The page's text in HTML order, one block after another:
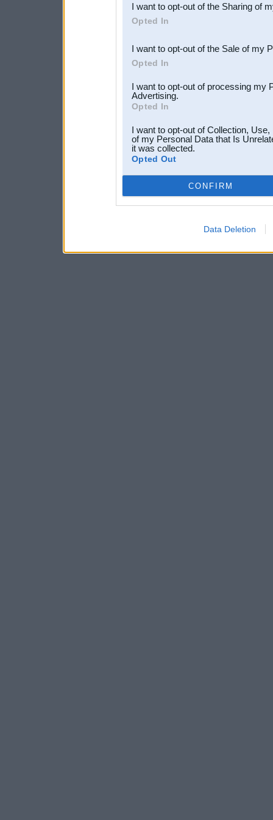
Downstream Participants
third parties.
I want to opt-out of the Sharing of
Opted In
I want to opt-out of the Sale of my
Opted In
I want to opt-out of processing my
Advertising.
Opted In
I want to opt-out of Collection,
of my Personal Data that Is
it was collected.
Opted Out
CONFIRM
Data Deletion